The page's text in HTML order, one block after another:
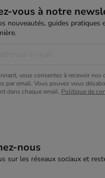
nous
sur les réseaux sociaux et
vous à notre
nouveautés, guides
vous consentez à recevoir nos
par email. Vous pouvez vous
dans chaque email. Politique de